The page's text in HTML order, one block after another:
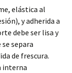
elástica al
y adherida a
debe ser lisa y
separa
de frescura.
interna